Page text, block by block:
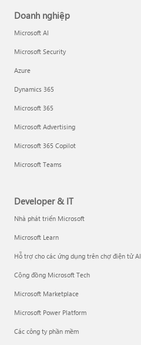
Doanh nghiệp
Microsoft AI
Microsoft Security
Azure
Dynamics 365
Microsoft 365
Microsoft Advertising
Microsoft 365 Copilot
Microsoft Teams
Developer & IT
Nhà phát triển Microsoft
Microsoft Learn
Hỗ trợ cho các ứng dụng trên chợ điện tử AI
Cộng đồng Microsoft Tech
Microsoft Marketplace
Microsoft Power Platform
Các công ty phần mềm